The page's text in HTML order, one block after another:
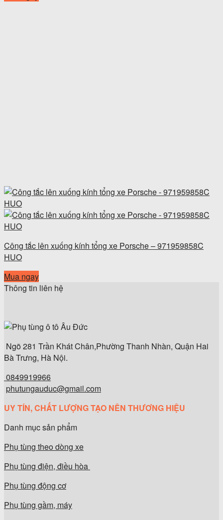
Công tắc lên xuống kính tổng xe Porsche – 971959858C
HUO
Mua ngay
Thông tin liên hệ
Ngõ 281 Trần Khát Chân,Phường Thanh Nhàn, Quận Hai
Bà Trưng, Hà Nội.
0849919966
phutungauduc@gmail.com
UY TÍN, CHẤT LƯỢNG TẠO NÊN THƯƠNG HIỆU
Danh mục sản phẩm
Phụ tùng theo dòng xe
Phụ tùng điện, điều hòa
Phụ tùng động cơ
Phụ tùng gầm, máy